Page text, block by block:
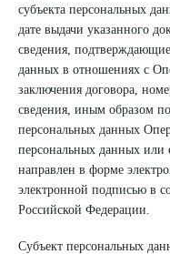
субъекта персональных
дате выдачи указанного
сведения,
данных в отношениях с
заключения договора,
сведения, иным образом
персональных данных
персональных данных или
направлен в форме
электронной подписью в
Российской Федерации.
Субъект персональных